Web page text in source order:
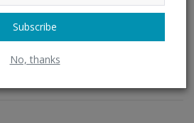
Subscribe
No, thanks